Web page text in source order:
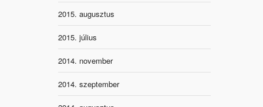
2015. augusztus
2015. július
2014. november
2014. szeptember